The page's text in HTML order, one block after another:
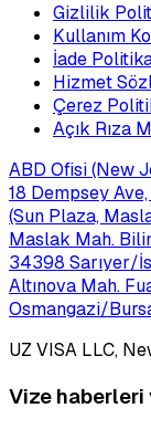
Gizlilik
Kullanım
İade
Hizmet
Çerez
Açık Rıza
ABD Ofisi (New
18 Dempsey
(Sun Plaza,
Maslak Mah.
34398 Sarıyer/
Altınova Mah.
Osmangazi/
UZ VISA LLC,
Vize haberleri